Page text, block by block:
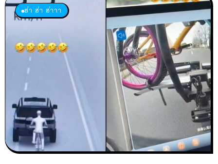
ฮ่า ฮ่า ฮ่าาา